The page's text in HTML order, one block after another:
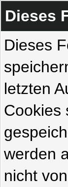
Dieses
Dieses
letzten
Cookies
werden
nicht